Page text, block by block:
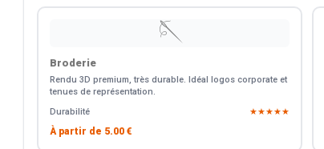
🪡
Broderie
Rendu 3D premium, très durable. Idéal logos corporate et
tenues de représentation.
Durabilité
★★★★★
À partir de 5.00 €